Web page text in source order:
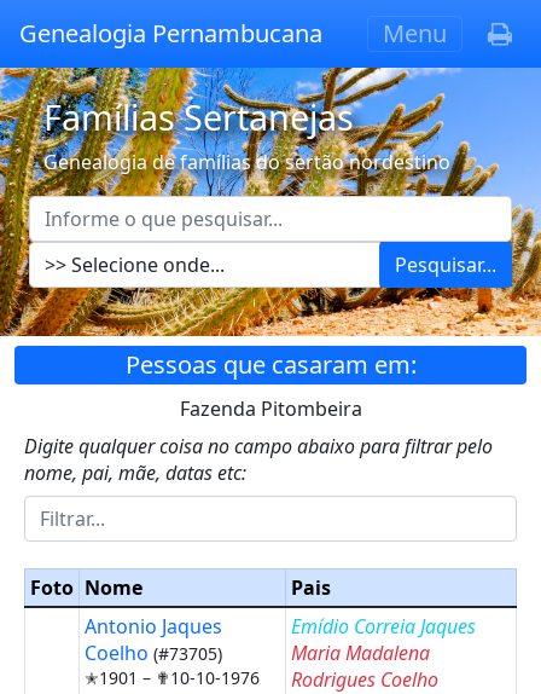
Genealogia Pernambucana Menu
Famílias Sertanejas
Genealogia de famílias do sertão nordestino
Pesquisar...
Pessoas que casaram em:
Fazenda Pitombeira
Digite qualquer coisa no campo abaixo para filtrar pelo
nome, pai, mãe, datas etc:
Foto Nome
Pais
Antonio Jaques
Coelho (#73705)
✭1901 – ✟10-10-1976
Emídio Correia Jaques
Maria Madalena
Rodrigues Coelho